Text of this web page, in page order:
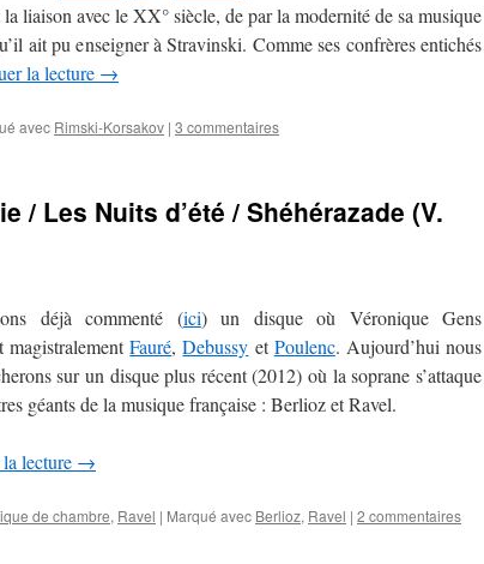
liaison avec le XX° siècle, de par la modernité de sa musique
ait pu enseigner à Stravinski. Comme ses confrères entichés
la lecture →
avec Rimski-Korsakov | 3 commentaires
/ Les Nuits d’été / Shéhérazade (V.
déjà commenté (ici) un disque où Véronique Gens
magistralementFauré,Debussy etPoulenc. Aujourd’hui nous
sur un disque plus récent (2012) où la soprane s’attaque
géants de la musique française : Berlioz et Ravel.
lecture →
de chambre, Ravel | Marqué avec Berlioz, Ravel | 2 commentaires